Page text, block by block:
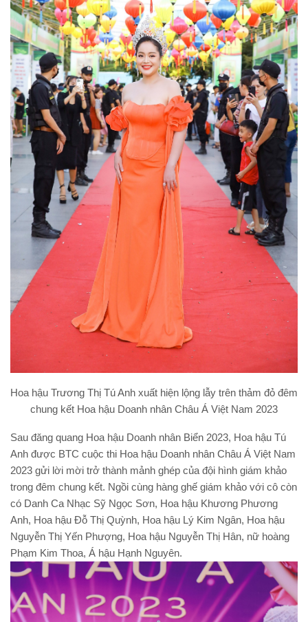
Hoa hậu Trương Thị Tú Anh xuất hiện lộng lẫy trên thảm đỏ đêm
chung kết Hoa hậu Doanh nhân Châu Á Việt Nam 2023
Sau đăng quang Hoa hậu Doanh nhân Biển 2023, Hoa hậu Tú
Anh được BTC cuộc thi Hoa hậu Doanh nhân Châu Á Việt Nam
2023 gửi lời mời trở thành mảnh ghép của đội hình giám khảo
trong đêm chung kết. Ngồi cùng hàng ghế giám khảo với cô còn
có Danh Ca Nhạc Sỹ Ngọc Sơn, Hoa hậu Khương Phương
Anh, Hoa hậu Đỗ Thị Quỳnh, Hoa hậu Lý Kim Ngân, Hoa hậu
Nguyễn Thị Yến Phượng, Hoa hậu Nguyễn Thị Hân, nữ hoàng
Phạm Kim Thoa, Á hậu Hạnh Nguyên.